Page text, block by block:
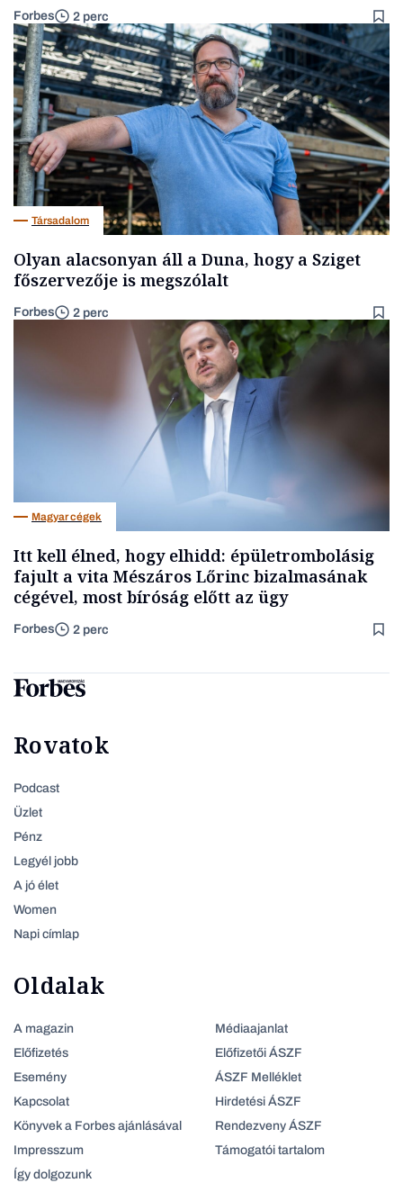
Forbes 2 perc
Társadalom
Olyan alacsonyan áll a Duna, hogy a Sziget
főszervezője is megszólalt
Forbes 2 perc
Magyar cégek
Itt kell élned, hogy elhidd: épületrombolásig
fajult a vita Mészáros Lőrinc bizalmasának
cégével, most bíróság előtt az ügy
Forbes 2 perc
Rovatok
Podcast
Üzlet
Pénz
Legyél jobb
A jó élet
Women
Napi címlap
Oldalak
A magazin
Előfizetés
Esemény
Kapcsolat
Könyvek a Forbes ajánlásával
Impresszum
Így dolgozunk
Médiaajanlat
Előfizetői ÁSZF
ÁSZF Melléklet
Hirdetési ÁSZF
Rendezveny ÁSZF
Támogatói tartalom